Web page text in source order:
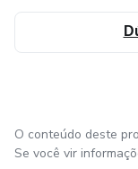
com as melhores
garantir a máxima
O conteúdo deste
Se você vir